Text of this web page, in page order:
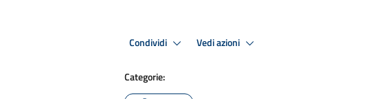
Condividi Vedi azioni
Categorie: